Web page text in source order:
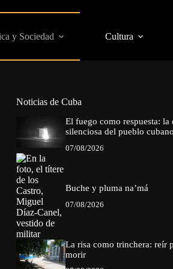
y Sociedad Cultura
Noticias de Cuba
El fuego como respuesta: la
silenciosa del pueblo cubano
07/08/2026
Buche y pluma na’má
07/08/2026
La risa como trinchera: reír
morir